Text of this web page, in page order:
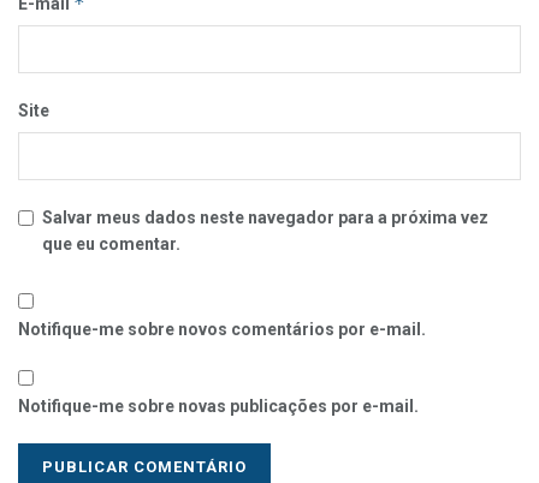
Site
Salvar meus dados neste navegador para a próxima vez
que eu comentar.
Notifique-me sobre novos comentários por e-mail.
Notifique-me sobre novas publicações por e-mail.